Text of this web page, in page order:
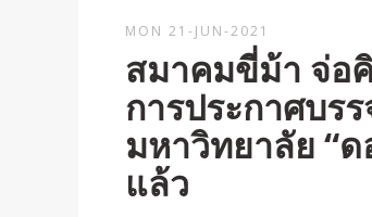
MON 21-JUN-2021
สมาคมขี่ม้า จ่อ
การประกาศบร
มหาวิทยาลัย “ด
แล้ว